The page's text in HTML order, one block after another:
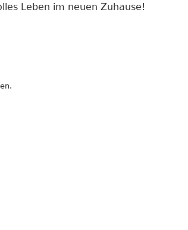
Leben im neuen Zuhause!